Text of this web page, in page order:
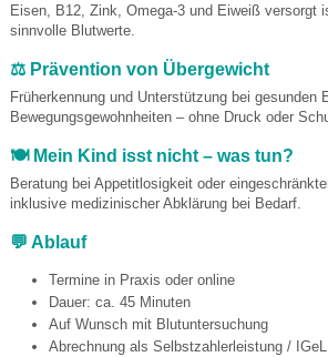
Eisen, B12, Zink, Omega-3 und Eiweiß versorgt
sinnvolle Blutwerte.
⚖️ Prävention von Übergewicht
Früherkennung und Unterstützung bei gesunden
Bewegungsgewohnheiten – ohne Druck oder
🍽️ Mein Kind isst nicht – was tun?
Beratung bei Appetitlosigkeit oder
inklusive medizinischer Abklärung bei Bedarf.
💬 Ablauf
Termine in Praxis oder online
Dauer: ca. 45 Minuten
Auf Wunsch mit Blutuntersuchung
Abrechnung als Selbstzahlerleistung / IGeL